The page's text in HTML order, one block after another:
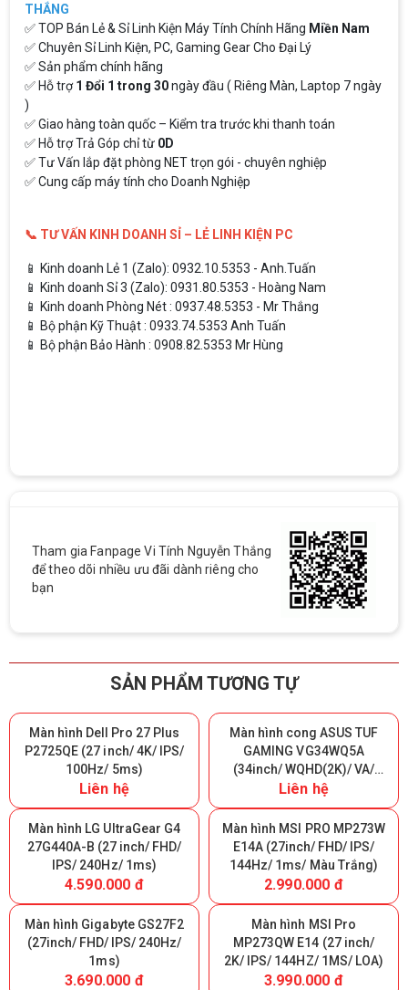
THẮNG
✅ TOP Bán Lẻ & Sỉ Linh Kiện Máy Tính Chính Hãng Miền Nam
✅ Chuyên Sỉ Linh Kiện, PC, Gaming Gear Cho Đại Lý
✅ Sản phẩm chính hãng
✅ Hỗ trợ1 Đổi 1 trong 30ngày đầu ( Riêng Màn, Laptop 7 ngày
)
✅ Giao hàng toàn quốc – Kiểm tra trước khi thanh toán
✅ Hỗ trợ Trả Góp chỉ từ 0D
✅ Tư Vấn lắp đặt phòng NET trọn gói - chuyên nghiệp
✅ Cung cấp máy tính cho Doanh Nghiệp
📞 TƯ VẤN KINH DOANH SỈ – LẺ LINH KIỆN PC
📱 Kinh doanh Lẻ 1 (Zalo): 0932.10.5353 - Anh.Tuấn
📱 Kinh doanh Sỉ 3 (Zalo): 0931.80.5353 - Hoàng Nam
📱 Kinh doanh Phòng Nét : 0937.48.5353 - Mr Thắng
📱 Bộ phận Kỹ Thuật : 0933.74.5353 Anh Tuấn
📱 Bộ phận Bảo Hành : 0908.82.5353 Mr Hùng
Tham gia Fanpage Vi Tính Nguyễn Thắng
để theo dõi nhiều ưu đãi dành riêng cho
bạn
SẢN PHẨM TƯƠNG TỰ
Màn hình Dell Pro 27 Plus
P2725QE (27 inch/ 4K/ IPS/
100Hz/ 5ms)
Liên hệ
Màn hình cong ASUS TUF
GAMING VG34WQ5A
(34inch/ WQHD(2K)/ VA/
200Hz/ 0.5ms/ 1500R)
Liên hệ
Màn hình LG UltraGear G4
27G440A-B (27 inch/ FHD/
IPS/ 240Hz/ 1ms)
4.590.000 đ
Màn hình MSI PRO MP273W
E14A (27inch/ FHD/ IPS/
144Hz/ 1ms/ Màu Trắng)
2.990.000 đ
Màn hình Gigabyte GS27F2
(27inch/ FHD/ IPS/ 240Hz/
1ms)
3.690.000 đ
Màn hình MSI Pro
MP273QW E14 (27 inch/
2K/ IPS/ 144HZ/ 1MS/ LOA)
3.990.000 đ